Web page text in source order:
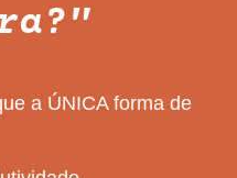
a ÚNICA forma de